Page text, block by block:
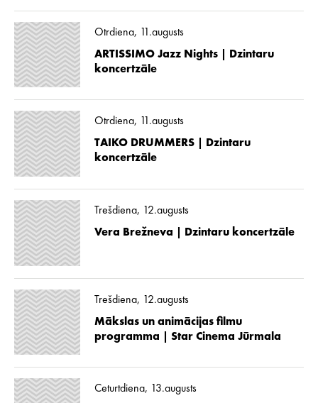
Otrdiena, 11.augusts
ARTISSIMO Jazz Nights | Dzintaru
koncertzāle
Otrdiena, 11.augusts
TAIKO DRUMMERS | Dzintaru
koncertzāle
Trešdiena, 12.augusts
Vera Brežneva | Dzintaru koncertzāle
Trešdiena, 12.augusts
Mākslas un animācijas filmu
programma | Star Cinema Jūrmala
Ceturtdiena, 13.augusts